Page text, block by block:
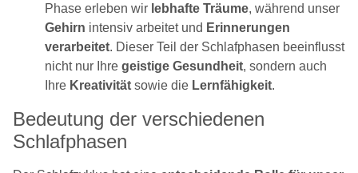
Phase erleben wir lebhafte Träume, während unser
Gehirn intensiv arbeitet und Erinnerungen
verarbeitet. Dieser Teil der Schlafphasen beeinflusst
nicht nur Ihre geistige Gesundheit, sondern auch
Ihre Kreativität sowie die Lernfähigkeit.
Bedeutung der verschiedenen
Schlafphasen